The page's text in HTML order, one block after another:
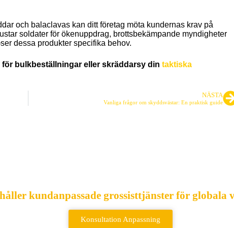
och balaclavas kan ditt företag möta kundernas krav på
soldater för ökenuppdrag, brottsbekämpande myndigheter
dessa produkter specifika behov.
för bulkbeställningar eller skräddarsy dintaktiska
NÄSTA
Vanliga frågor om skyddsvästar: En praktisk guide
kundanpassade grossisttjänster för globala
Konsultation Anpassning